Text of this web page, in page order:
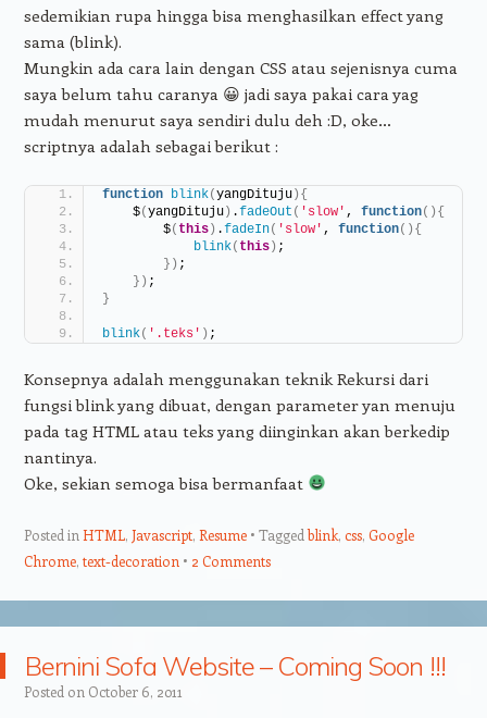
sedemikian rupa hingga bisa menghasilkan effect yang
sama (blink).
Mungkin ada cara lain dengan CSS atau sejenisnya cuma
saya belum tahu caranya 😀 jadi saya pakai cara yag
mudah menurut saya sendiri dulu deh :D, oke…
scriptnya adalah sebagai berikut :
function blink(yangDituju) {
    $
(yangDituju) .fadeOut ( 'slow' , function( ) {
        $
( this) .fadeIn( 'slow' , function( ) {
blink( this) ;
} ) ;
} ) ;
}
blink( '.teks' ) ;
Konsepnya adalah menggunakan teknik Rekursi dari
fungsi blink yang dibuat, dengan parameter yan menuju
pada tag HTML atau teks yang diinginkan akan berkedip
nantinya.
Oke, sekian semoga bisa bermanfaat
Posted in HTML, Javascript, Resume Taggedblink, css, Google
Chrome, text-decoration 2 Comments
Bernini Sofa Website – Coming Soon !!!
Posted on October 6, 2011